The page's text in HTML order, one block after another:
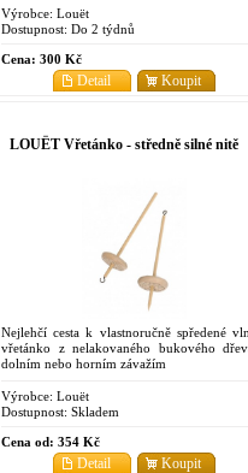
Výrobce: Louët
Dostupnost: Do 2 týdnů
Cena: 300 Kč
Koupit
Detail
LOUËT Vřetánko - středně silné nitě
Nejlehčí cesta k vlastnoručně spředené
vřetánko z nelakovaného bukového
dolním nebo horním závažím
Výrobce: Louët
Dostupnost: Skladem
Cena od: 354 Kč
Koupit
Detail